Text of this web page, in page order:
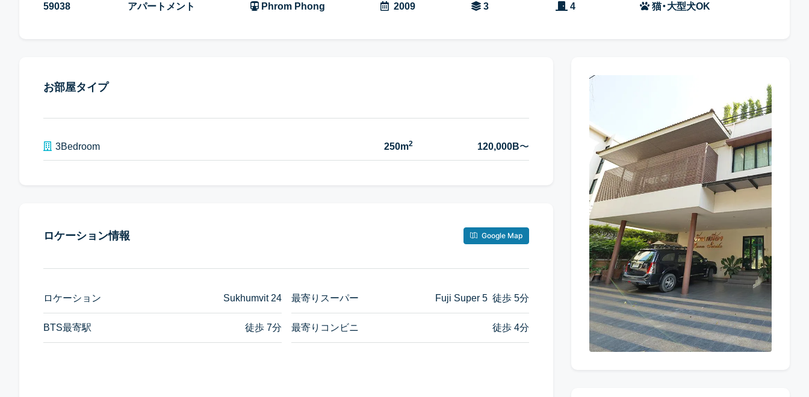
59038
アパートメント
Phrom Phong
2009
3
4
猫・大型犬OK
お部屋タイプ
3Bedroom 250m2 120,000B〜
ロケーション情報 Google Map
ロケーション Sukhumvit 24
BTS最寄駅 徒歩 7分
最寄りスーパー Fuji Super 5 徒歩 5分
最寄りコンビニ 徒歩 4分